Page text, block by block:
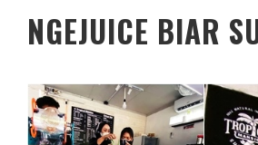
NGEJUICE BIAR